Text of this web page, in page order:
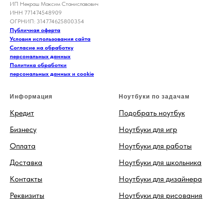
ИП Некраш Максим Станиславович
ИНН 771474548909
ОГРНИП: 314774625800354
Публичная оферта
Условия использования сайта
Согласие на обработку
персональных данных
Политика обработки
персональных данных и cookie
Информация
Кредит
Бизнесу
Оплата
Доставка
Контакты
Реквизиты
Ноутбуки по задачам
Подобрать ноутбук
Ноутбуки для игр
Ноутбуки для работы
Ноутбуки для школьника
Ноутбуки для дизайнера
Ноутбуки для рисования